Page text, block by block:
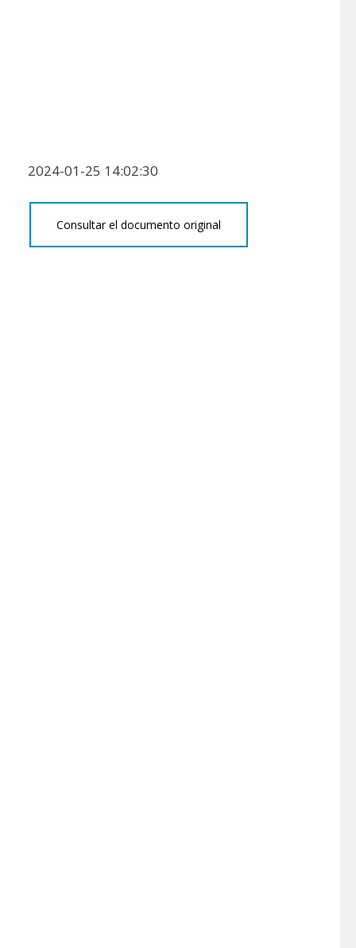
2024-01-25 14:02:30
Consultar el documento original